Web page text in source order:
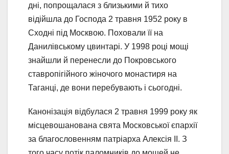
дні, попрощалася з близькими й тихо
відійшла до Господа 2 травня 1952 року в
Сходні під Москвою. Поховали її на
Данилівському цвинтарі. У 1998 році мощі
знайшли й перенесли до Покровського
ставропігійного жіночого монастиря на
Таганці, де вони перебувають і сьогодні.
Канонізація відбулася 2 травня 1999 року як
місцевошанована свята Московської єпархії
за благословенням патріарха Алексія II. З